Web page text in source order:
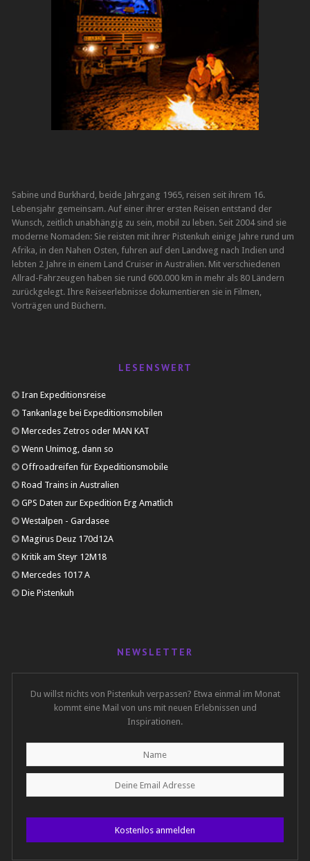
Sabine und Burkhard, beide Jahrgang 1965, reisen seit ihrem 16.
Lebensjahr gemeinsam. Auf einer ihrer ersten Reisen entstand der
Wunsch, zeitlich unabhängig zu sein, mobil zu leben. Seit 2004 sind sie
moderne Nomaden: Sie reisten mit ihrer Pistenkuh einige Jahre rund um
Afrika, in den Nahen Osten, fuhren auf den Landweg nach Indien und
lebten 2 Jahre in einem Land Cruiser in Australien. Mit verschiedenen
Allrad-Fahrzeugen haben sie rund 600.000 km in mehr als 80 Ländern
zurückgelegt. Ihre Reiseerlebnisse dokumentieren sie in Filmen,
Vorträgen und Büchern.
LESENSWERT
Iran Expeditionsreise
Tankanlage bei Expeditionsmobilen
Mercedes Zetros oder MAN KAT
Wenn Unimog, dann so
Offroadreifen für Expeditionsmobile
Road Trains in Australien
GPS Daten zur Expedition Erg Amatlich
Westalpen - Gardasee
Magirus Deuz 170d12A
Kritik am Steyr 12M18
Mercedes 1017 A
Die Pistenkuh
NEWSLETTER
Du willst nichts von Pistenkuh verpassen? Etwa einmal im Monat
kommt eine Mail von uns mit neuen Erlebnissen und
Inspirationen.
Kostenlos anmelden